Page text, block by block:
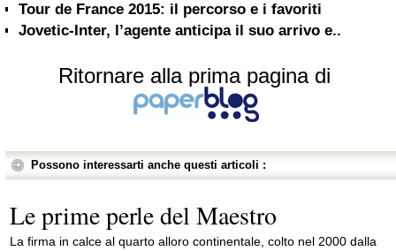
Tour de France 2015: il percorso e i favoriti
Jovetic-Inter, l’agente anticipa il suo arrivo e..
Ritornare alla prima pagina di
Possono interessarti anche questi articoli :
Le prime perle del Maestro
La firma in calce al quarto alloro continentale, colto nel 2000 dalla